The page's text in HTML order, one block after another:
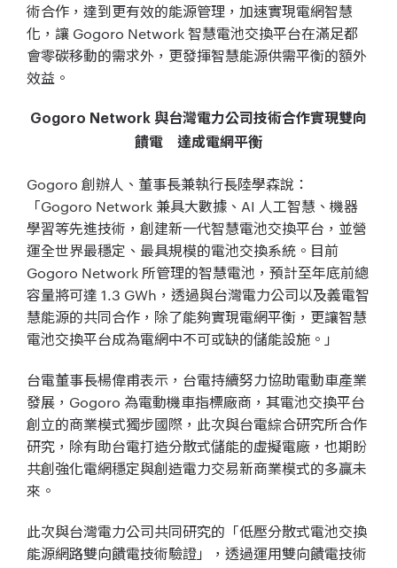
術合作，達到更有效的能源管理，加速實現電網智慧
化，讓 Gogoro Network 智慧電池交換平台在滿足都
會零碳移動的需求外，更發揮智慧能源供需平衡的額外
效益。
Gogoro Network 與台灣電力公司技術合作實現雙向
饋電 達成電網平衡
Gogoro 創辦人、董事長兼執行長陸學森說：
「Gogoro Network 兼具大數據、AI 人工智慧、機器
學習等先進技術，創建新一代智慧電池交換平台，並營
運全世界最穩定、最具規模的電池交換系統。目前
Gogoro Network 所管理的智慧電池，預計至年底前總
容量將可達 1.3 GWh，透過與台灣電力公司以及義電智
慧能源的共同合作，除了能夠實現電網平衡，更讓智慧
電池交換平台成為電網中不可或缺的儲能設施。」
台電董事長楊偉甫表示，台電持續努力協助電動車產業
發展，Gogoro 為電動機車指標廠商，其電池交換平台
創立的商業模式獨步國際，此次與台電綜合研究所合作
研究，除有助台電打造分散式儲能的虛擬電廠，也期盼
共創強化電網穩定與創造電力交易新商業模式的多贏未
來。
此次與台灣電力公司共同研究的「低壓分散式電池交換
能源網路雙向饋電技術驗證」，透過運用雙向饋電技術